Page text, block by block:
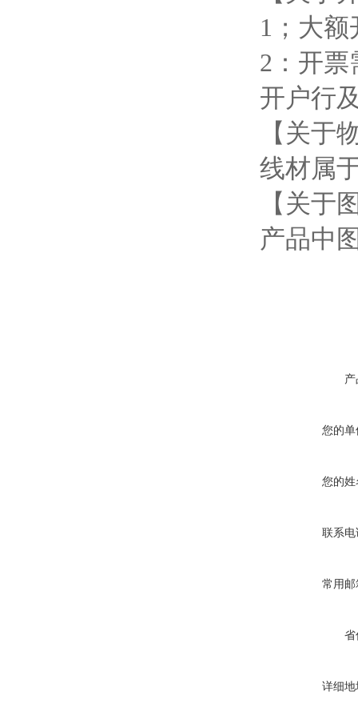
1；大
2：开
开户行
【关于
线材属
【关于
产品中
您的单
您的姓
联系电
常用邮
省
详细地